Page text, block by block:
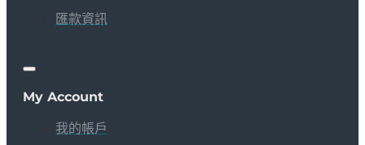
匯款資訊
My Account
我的帳戶